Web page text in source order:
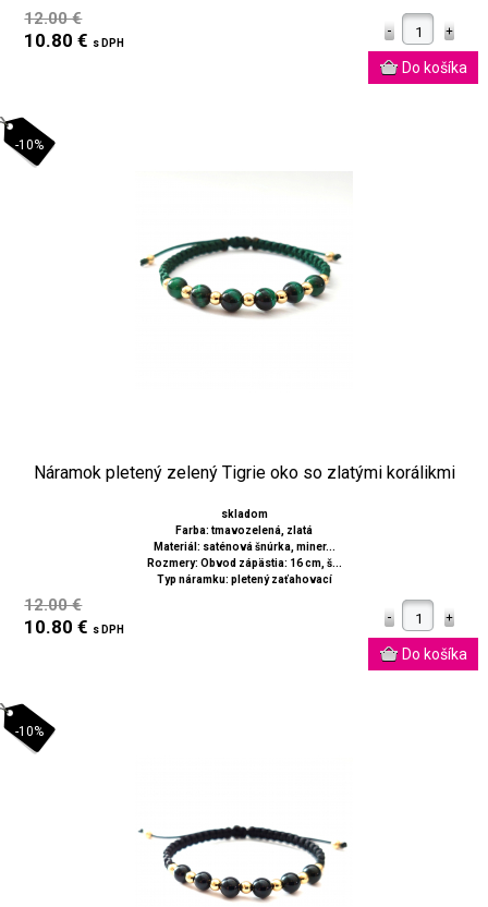
12.00 €
10.80 € s DPH
-10%
Náramok pletený zelený Tigrie oko so zlatými korálikmi
skladom
Farba: tmavozelená, zlatá
Materiál: saténová šnúrka, miner...
Rozmery: Obvod zápästia: 16 cm, š...
Typ náramku: pletený zaťahovací
12.00 €
10.80 € s DPH
-10%